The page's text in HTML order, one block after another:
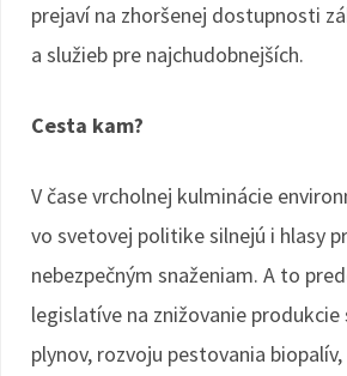
prejaví na zhoršenej dostupnosti
a služieb pre najchudobnejších.
Cesta kam?
V čase vrcholnej kulminácie
vo svetovej politike silnejú i hlasy
nebezpečným snaženiam. A to
legislatíve na znižovanie produkcie
plynov, rozvoju pestovania